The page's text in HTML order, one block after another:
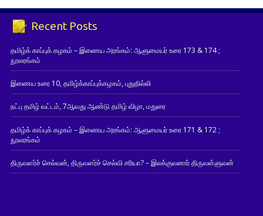
Recent Posts
தமிழ்க் காப்புக் கழகம் – இணைய அரங்கம்: ஆளுமையர் உரை 173 & 174 ;
நூலரங்கம்
இணைய உரை 10, தமிழ்க்காப்புக்கழகம், புதுதில்லி
நட்பு தமிழ் வட்டம், 7ஆவது ஆண்டு தமிழ் விழா, மதுரை
தமிழ்க் காப்புக் கழகம் – இணைய அரங்கம்: ஆளுமையர் உரை 171 & 172 ;
நூலரங்கம்
திருவளர்ச் செல்வன், திருவளர்ச் செல்வி சரியா? – இலக்குவனார் திருவள்ளுவன்